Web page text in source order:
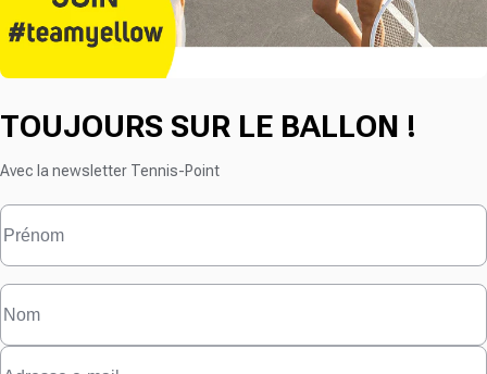
TOUJOURS SUR LE BALLON !
Avec la newsletter Tennis-Point